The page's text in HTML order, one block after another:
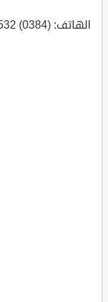
الهاتف: (0384) 532 70 39